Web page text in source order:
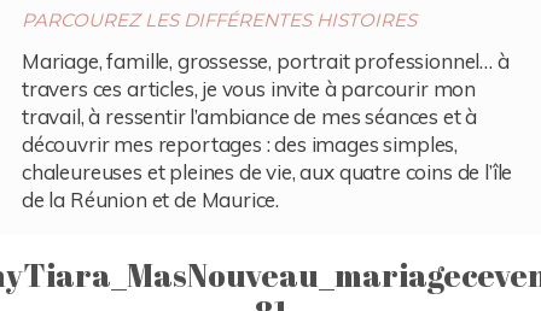
PARCOUREZ LES DIFFÉRENTES HISTOIRES
Mariage, famille, grossesse, portrait professionnel… à
travers ces articles, je vous invite à parcourir mon
travail, à ressentir l’ambiance de mes séances et à
découvrir mes reportages : des images simples,
chaleureuses et pleines de vie, aux quatre coins de l’île
de la Réunion et de Maurice.